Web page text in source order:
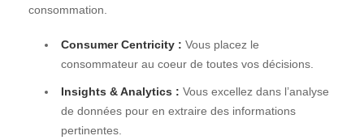
consommation.
Consumer Centricity : Vous placez le
consommateur au coeur de toutes vos décisions.
Insights & Analytics : Vous excellez dans l’analyse
de données pour en extraire des informations
pertinentes.